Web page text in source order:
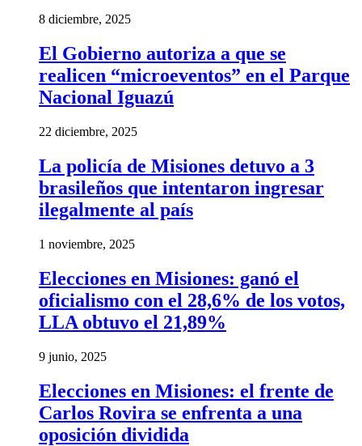
8 diciembre, 2025
El Gobierno autoriza a que se
realicen “microeventos” en el Parque
Nacional Iguazú
22 diciembre, 2025
La policía de Misiones detuvo a 3
brasileños que intentaron ingresar
ilegalmente al país
1 noviembre, 2025
Elecciones en Misiones: ganó el
oficialismo con el 28,6% de los votos,
LLA obtuvo el 21,89%
9 junio, 2025
Elecciones en Misiones: el frente de
Carlos Rovira se enfrenta a una
oposición dividida